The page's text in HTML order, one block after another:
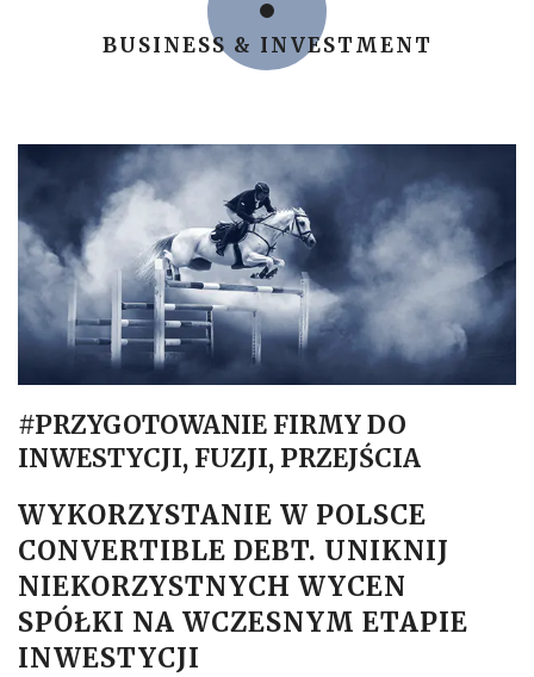
BUSINESS & INVESTMENT
#PRZYGOTOWANIE FIRMY DO
INWESTYCJI, FUZJI, PRZEJŚCIA
WYKORZYSTANIE W POLSCE
CONVERTIBLE DEBT. UNIKNIJ
NIEKORZYSTNYCH WYCEN
SPÓŁKI NA WCZESNYM ETAPIE
INWESTYCJI